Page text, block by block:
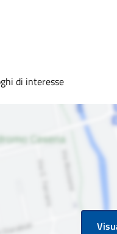
di interesse